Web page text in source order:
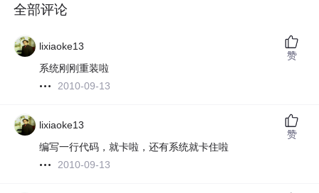
全部评论
lixiaoke13
系统刚刚重装啦
2010-09-13
赞
lixiaoke13
编写一行代码，就卡啦，还有系统就卡住啦
2010-09-13
赞